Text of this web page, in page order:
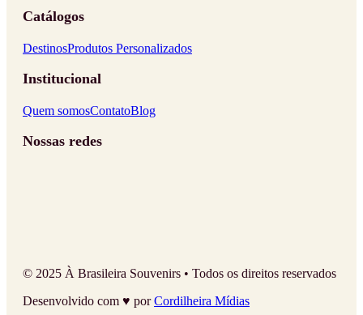
Catálogos
DestinosProdutos Personalizados
Institucional
Quem somosContatoBlog
Nossas redes
© 2025 À Brasileira Souvenirs • Todos os direitos reservados
Desenvolvido com ♥ porCordilheira Mídias